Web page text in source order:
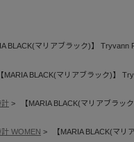
BLACK(マリアブラック)】
【MARIA BLACK(マリアブラック)】
計 【MARIA BLACK(マリアブラッ
WOMEN 【MARIA BLACK(マ